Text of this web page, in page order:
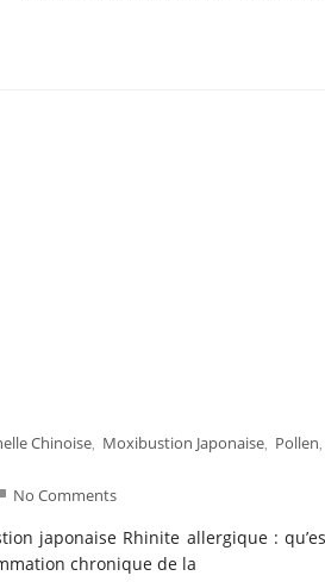
Chinoise Moxibustion Japonaise Pollen
No Comments
japonaise Rhinite allergique :
chronique de la